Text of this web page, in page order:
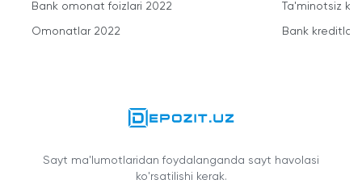
Bank omonat foizlari 2022
Omonatlar 2022
Ta'minotsiz
Bank kreditlari
Sayt ma'lumotlaridan foydalanganda sayt havolasi
ko'rsatilishi kerak.